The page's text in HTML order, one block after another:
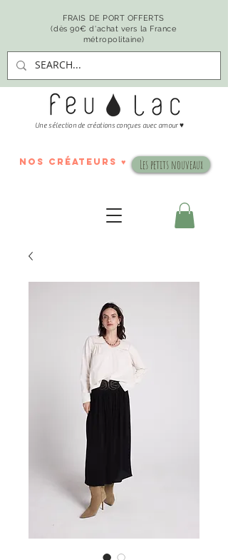
Une sélection de créations conçues avec amour♥
FRAIS DE PORT OFFERTS
(dès 90€ d'achat vers la France
métropolitaine)
nos créateurs ♥ Les petits nouveaux